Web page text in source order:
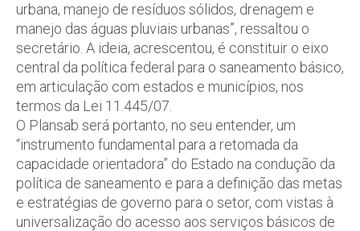
urbana, manejo de resíduos sólidos, drenagem e
manejo das águas pluviais urbanas”, ressaltou o
secretário. A ideia, acrescentou, é constituir o eixo
central da política federal para o saneamento básico,
em articulação com estados e municípios, nos
termos da Lei 11.445/07.
O Plansab será portanto, no seu entender, um
“instrumento fundamental para a retomada da
capacidade orientadora” do Estado na condução da
política de saneamento e para a definição das metas
e estratégias de governo para o setor, com vistas à
universalização do acesso aos serviços básicos de